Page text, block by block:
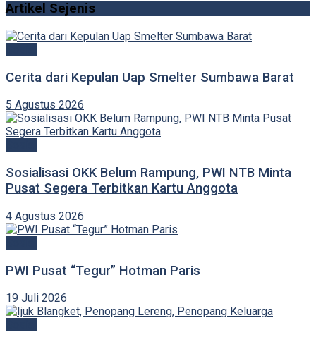
Artikel Sejenis
Cerita dari Kepulan Uap Smelter Sumbawa Barat
5 Agustus 2026
Sosialisasi OKK Belum Rampung, PWI NTB Minta
Pusat Segera Terbitkan Kartu Anggota
4 Agustus 2026
PWI Pusat “Tegur” Hotman Paris
19 Juli 2026